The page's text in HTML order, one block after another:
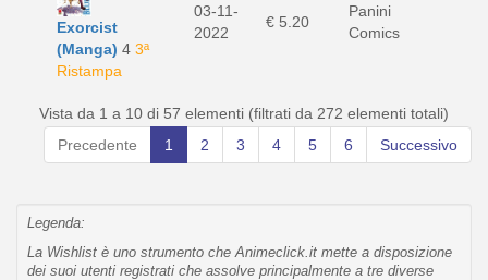
Exorcist
(Manga) 4 3ª
Ristampa
03-11-
2022
€ 5.20
Panini
Comics
Vista da 1 a 10 di 57 elementi (filtrati da 272 elementi totali)
Precedente
1 2 3 4 5 6 Successivo
Legenda:
La Wishlist è uno strumento che Animeclick.it mette a disposizione
dei suoi utenti registrati che assolve principalmente a tre diverse